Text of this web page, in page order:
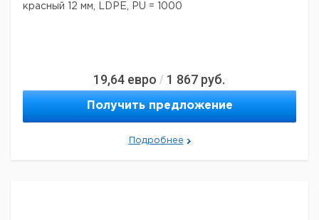
красный 12 мм, LDPE, PU = 1000
19,64 евро / 1 867 руб.
Получить предложение
Подробнее